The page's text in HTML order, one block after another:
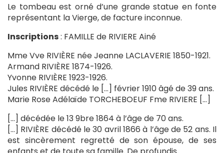
Le tombeau est orné d’une grande statue en fonte
représentant la Vierge, de facture inconnue.
Inscriptions: FAMILLE de RIVIERE Ainé
Mme Vve RIVIÈRE née Jeanne LACLAVERIE 1850-1921.
Armand RIVIÈRE 1874-1926.
Yvonne RIVIÈRE 1923-1926.
Jules RIVIÈRE décédé le […] février 1910 âgé de 39 ans.
Marie Rose Adélaïde TORCHEBOEUF Fme RIVIERE […]
[…] décédée le 13 9bre 1864 à l’âge de 70 ans.
[…] RIVIÈRE décédé le 30 avril 1866 à l’âge de 52 ans. Il
est sincèrement regretté de son épouse, de ses